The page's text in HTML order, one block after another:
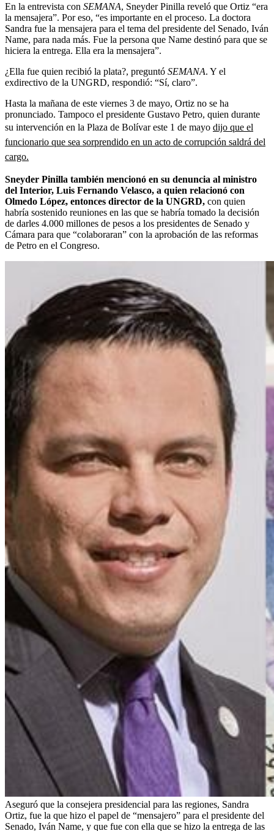
En la entrevista con SEMANA, Sneyder Pinilla reveló que Ortiz “era
la mensajera”. Por eso, “es importante en el proceso. La doctora
Sandra fue la mensajera para el tema del presidente del Senado, Iván
Name, para nada más. Fue la persona que Name destinó para que se
hiciera la entrega. Ella era la mensajera”.
¿Ella fue quien recibió la plata?, preguntó SEMANA. Y el
exdirectivo de la UNGRD, respondió: “Sí, claro”.
Hasta la mañana de este viernes 3 de mayo, Ortiz no se ha
pronunciado. Tampoco el presidente Gustavo Petro, quien durante
su intervención en la Plaza de Bolívar este 1 de mayo dijo que el
funcionario que sea sorprendido en un acto de corrupción saldrá del
cargo.
Sneyder Pinilla también mencionó en su denuncia al ministro
del Interior, Luis Fernando Velasco, a quien relacionó con
Olmedo López, entonces director de la UNGRD, con quien
habría sostenido reuniones en las que se habría tomado la decisión
de darles 4.000 millones de pesos a los presidentes de Senado y
Cámara para que “colaboraran” con la aprobación de las reformas
de Petro en el Congreso.
Aseguró que la consejera presidencial para las regiones, Sandra
Ortiz, fue la que hizo el papel de “mensajero” para el presidente del
Senado, Iván Name, y que fue con ella que se hizo la entrega de las